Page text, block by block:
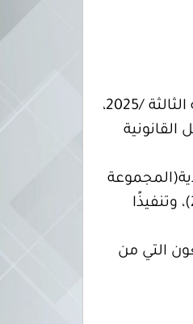
أصدرت المفوضية القرار رقم (5) لسنة 2026 بشأن الإعلان عن النتائج النهائية لانتخابات المجالس البلدية ضمن المجموعة الثالثة /2025،
القانونية
المجالس البلدية(المجموعة
الثالثة/2025) والقرار رقم (274) لسنة 2025 بشأن اعتماد النتائج الأولية لانتخابات المجالس البلدية (المجموعة الثالثة/2025)، وتنفيذًا
التي من